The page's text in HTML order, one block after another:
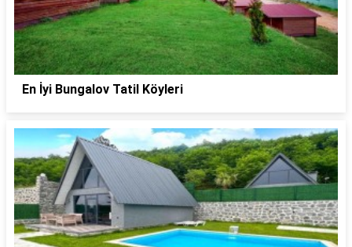
En İyi Bungalov Tatil Köyleri